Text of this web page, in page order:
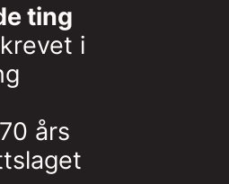
ting
i
års